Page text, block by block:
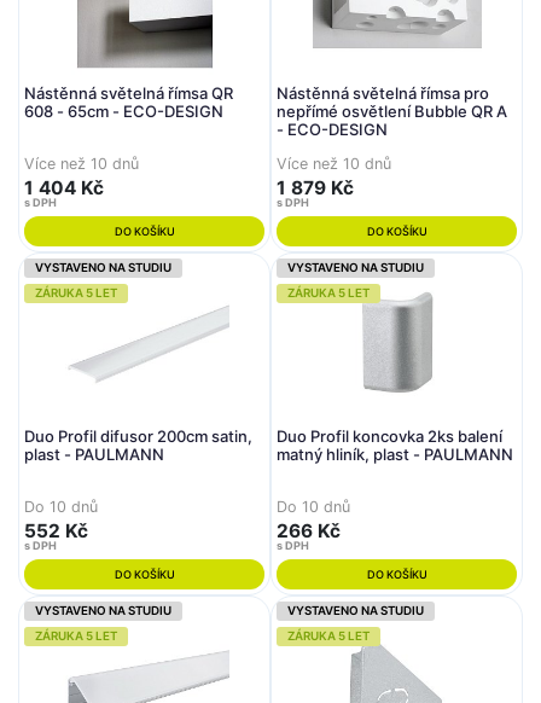
Nástěnná světelná římsa QR
608 - 65cm - ECO-DESIGN
Více než 10 dnů
1 404 Kč
s DPH
DO KOŠÍKU
Nástěnná světelná římsa pro
nepřímé osvětlení Bubble QR A
- ECO-DESIGN
Více než 10 dnů
1 879 Kč
s DPH
DO KOŠÍKU
VYSTAVENO NA STUDIU
ZÁRUKA 5 LET
Duo Profil difusor 200cm satin,
plast - PAULMANN
Do 10 dnů
552 Kč
s DPH
DO KOŠÍKU
VYSTAVENO NA STUDIU
ZÁRUKA 5 LET
Duo Profil koncovka 2ks balení
matný hliník, plast - PAULMANN
Do 10 dnů
266 Kč
s DPH
DO KOŠÍKU
VYSTAVENO NA STUDIU
ZÁRUKA 5 LET
VYSTAVENO NA STUDIU
ZÁRUKA 5 LET